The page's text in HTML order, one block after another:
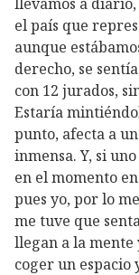
el país que
aunque
derecho, se
con 12 jurados,
Estaría
punto, afecta a
inmensa. Y, si
en el momento
pues yo, por lo
me tuve que
llegan a la mente
coger un espacio